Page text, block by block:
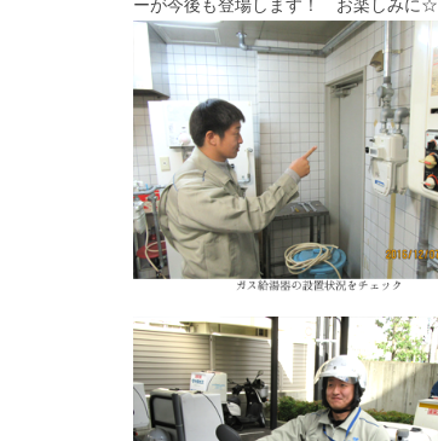
ーが今後も登場します！ お楽しみに☆